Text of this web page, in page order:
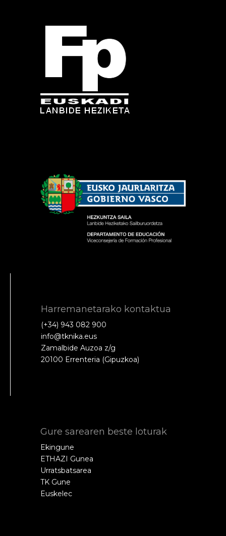
Harremanetarako kontaktua
(+34) 943 082 900
info@tknika.eus
Zamalbide Auzoa z/g
20100 Errenteria (Gipuzkoa)
Gure sarearen beste loturak
Ekingune
ETHAZI Gunea
Urratsbatsarea
TK Gune
Euskelec